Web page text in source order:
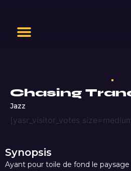
Chasing
Jazz
[yasr_visitor_votes
Synopsis
Ayant pour toile de fond le